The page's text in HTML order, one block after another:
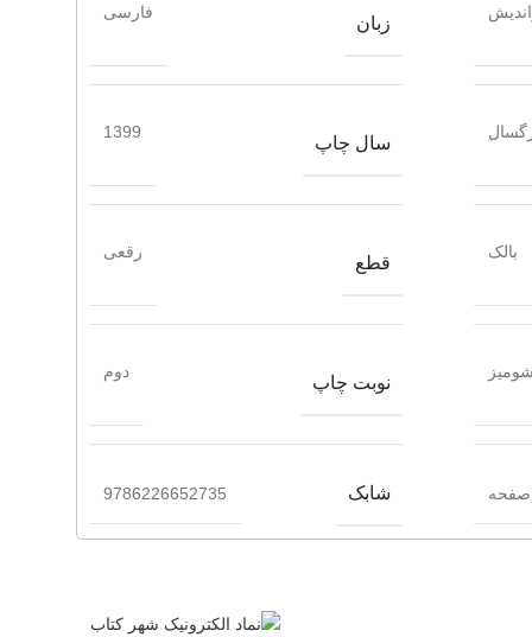
زبان
فارسی
سال چاپ
1399
بالک
قطع
رقعی
شومیز
نوبت چاپ
دوم
شابک 9786226652735